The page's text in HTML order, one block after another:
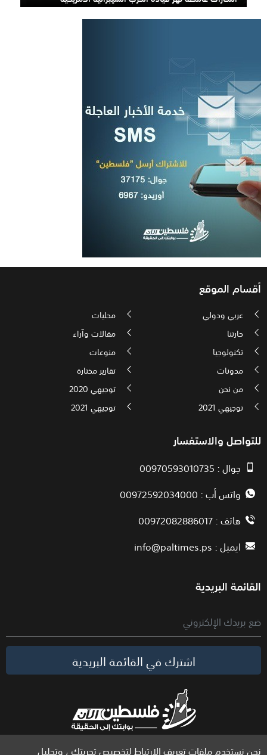
نحن نستخدم ملفات تعريف الارتباط لتخصيص تجربتك ، وتحليل
أقسام الموقع
عربي ودولي
محليات
حارتنا
مقالات وآراء
تكنولوجيا
منوعات
مدونات
تقارير مختارة
من نحن
توجيهي 2020
توجيهي 2021
توجيهي 2021
للتواصل والاستفسار
جوال : 00970593010735
واتس أب : 00972592034000
هاتف : 00972082886017
ايميل :info@paltimes.ps
القائمة البريدية
اشترك في القائمة البريدية